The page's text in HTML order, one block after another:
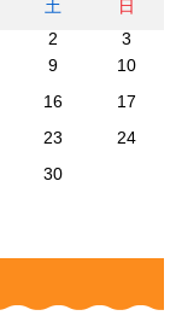
土
日
2
3
9
10
16
17
23
24
30